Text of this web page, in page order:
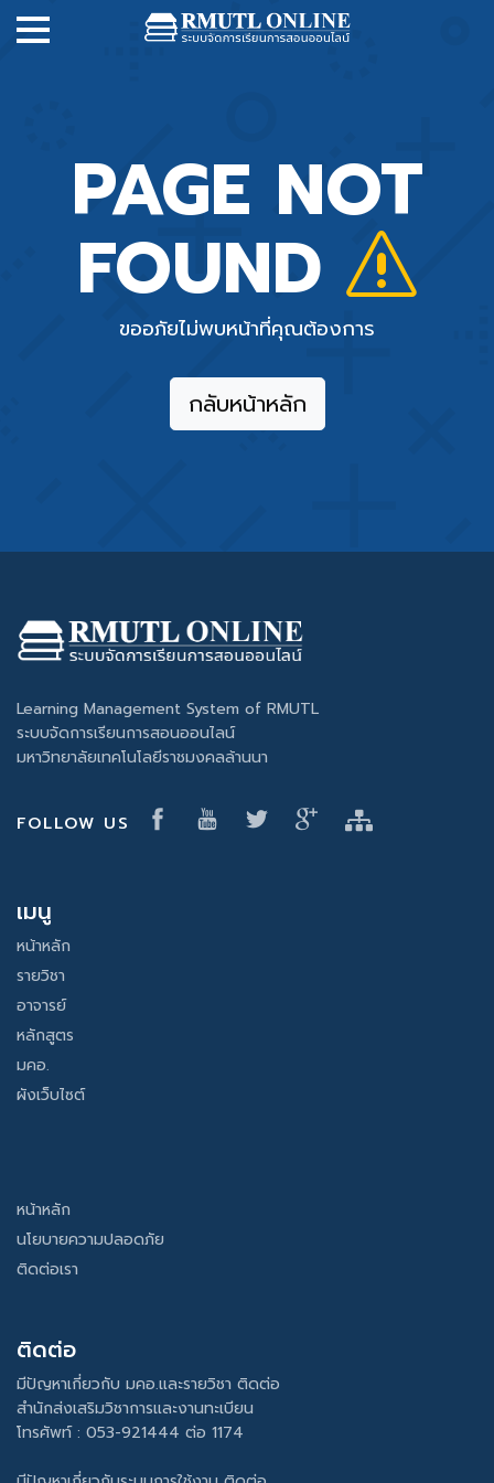
PAGE NOT
FOUND
ขออภัยไม่พบหน้าที่คุณต้องการ
กลับหน้าหลัก
Learning Management System of RMUTL
ระบบจัดการเรียนการสอนออนไลน์
มหาวิทยาลัยเทคโนโลยีราชมงคลล้านนา
FOLLOW US
เมนู
หน้าหลัก
รายวิชา
อาจารย์
หลักสูตร
มคอ.
ผังเว็บไซต์
หน้าหลัก
นโยบายความปลอดภัย
ติดต่อเรา
ติดต่อ
มีปัญหาเกี่ยวกับ มคอ.และรายวิชา ติดต่อ
สำนักส่งเสริมวิชาการและงานทะเบียน
โทรศัพท์ : 053-921444 ต่อ 1174